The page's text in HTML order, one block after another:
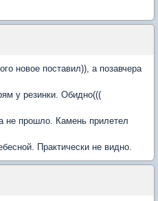
новое поставил)), а позавчера
у резинки. Обидно(((
не прошло. Камень прилетел
Практически не видно.